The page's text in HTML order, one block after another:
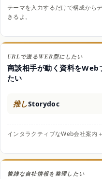
テーマを入力するだけで構成から
きるよ。
URLで送るWEB型にしたい
商談相手が動く資料をWeb
たい
推しStorydoc
インタラクティブなWeb会社案内
複雑な自社情報を整理したい